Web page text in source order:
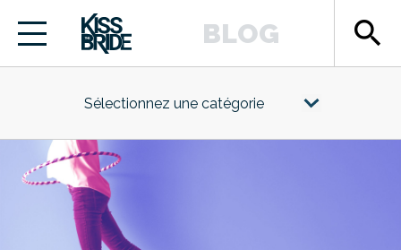
BLOG search
Sélectionnez une catégorie